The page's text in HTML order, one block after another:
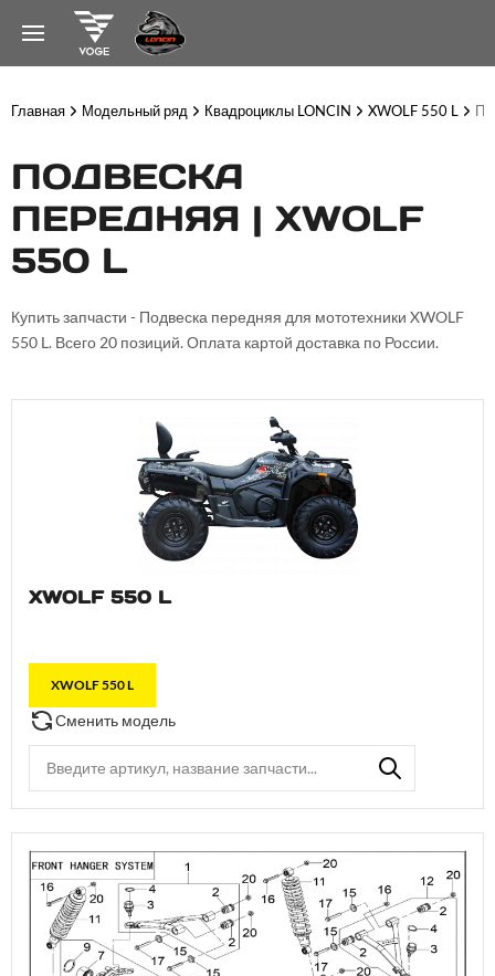
Главная Модельный ряд Квадроциклы LONCIN XWOLF 550 L
ПОДВЕСКА
ПЕРЕДНЯЯ | XWOLF
550 L
Купить запчасти - Подвеска передняя для мототехники XWOLF
550 L. Всего 20 позиций. Оплата картой доставка по России.
XWOLF 550 L
XWOLF 550 L
Сменить модель